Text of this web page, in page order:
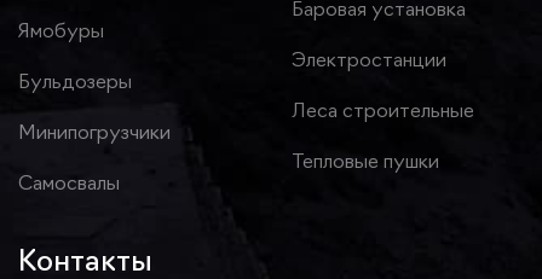
Ямобуры
Бульдозеры
Минипогрузчики
Самосвалы
Баровая установка
Электростанции
Леса строительные
Тепловые пушки
Контакты